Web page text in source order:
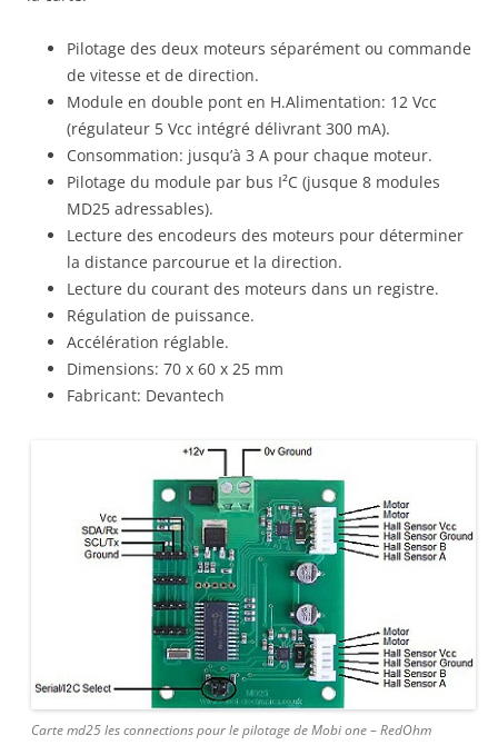
Pilotage des deux moteurs séparément ou commande
de vitesse et de direction.
Module en double pont en H.Alimentation: 12 Vcc
(régulateur 5 Vcc intégré délivrant 300 mA).
Consommation: jusqu’à 3 A pour chaque moteur.
Pilotage du module par bus I²C (jusque 8 modules
MD25 adressables).
Lecture des encodeurs des moteurs pour déterminer
la distance parcourue et la direction.
Lecture du courant des moteurs dans un registre.
Régulation de puissance.
Accélération réglable.
Dimensions: 70 x 60 x 25 mm
Fabricant: Devantech
Carte md25 les connections pour le pilotage de Mobi one – RedOhm